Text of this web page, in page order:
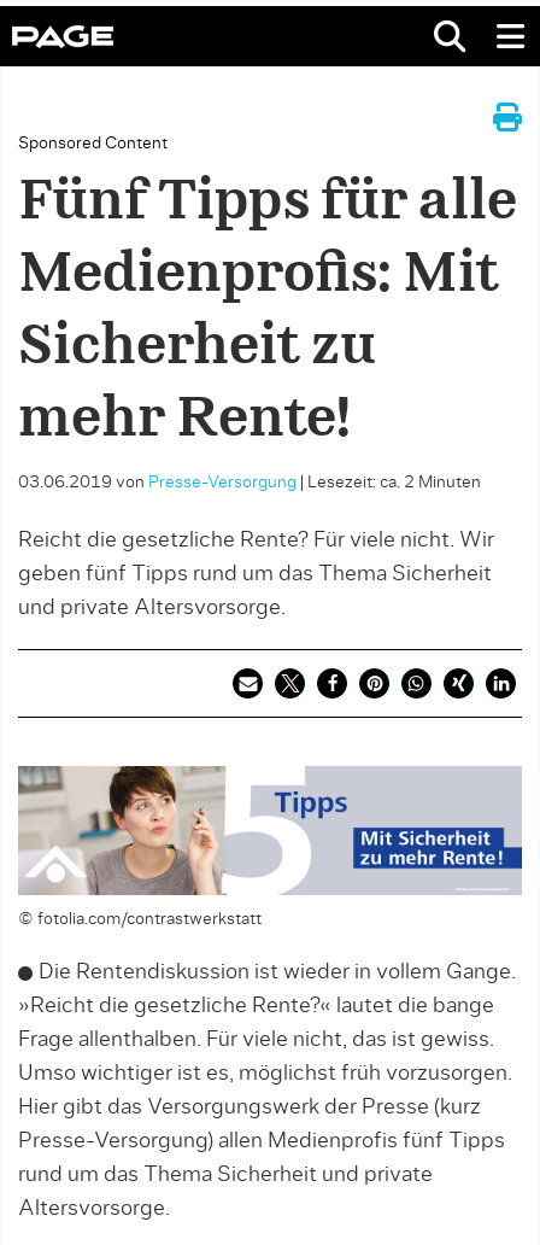
Sponsored Content
Fünf Tipps für alle
Medienprofis: Mit
Sicherheit zu
mehr Rente!
03.06.2019 von Presse-Versorgung Lesezeit: ca. 2 Minuten
Reicht die gesetzliche Rente? Für viele nicht. Wir
geben fünf Tipps rund um das Thema Sicherheit
und private Altersvorsorge.
© fotolia.com/contrastwerkstatt
Die Rentendiskussion ist wieder in vollem Gange.
»Reicht die gesetzliche Rente?« lautet die bange
Frage allenthalben. Für viele nicht, das ist gewiss.
Umso wichtiger ist es, möglichst früh vorzusorgen.
Hier gibt das Versorgungswerk der Presse (kurz
Presse-Versorgung) allen Medienprofis fünf Tipps
rund um das Thema Sicherheit und private
Altersvorsorge.